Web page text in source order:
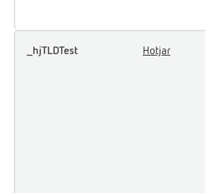
_hjTLDTest Hotjar